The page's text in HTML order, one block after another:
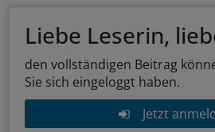
Liebe Leserin,
den vollständigen Beitrag
Sie sich eingeloggt haben.
Jetzt